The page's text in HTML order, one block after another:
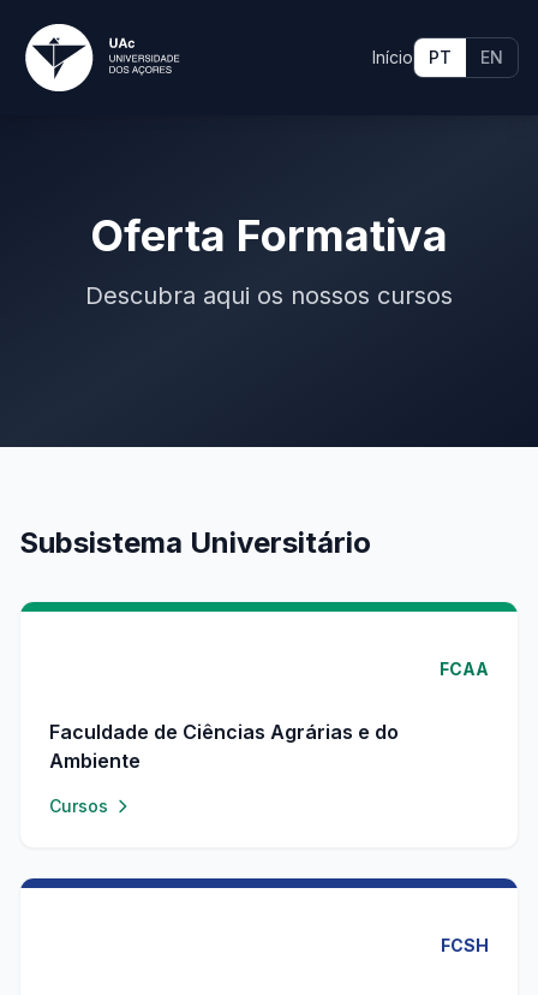
Início PT EN
Oferta Formativa
Descubra aqui os nossos cursos
Subsistema Universitário
FCAA
Faculdade de Ciências Agrárias e do
Ambiente
Cursos
FCSH